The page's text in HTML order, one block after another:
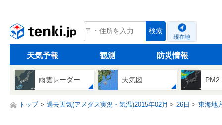
tenki.jp 検索
現在地
天気予報 観測 防災情報
雨雲レーダー 天気図
トップ 過去天気(アメダス実況・気温)2015年02月 26日 東海地